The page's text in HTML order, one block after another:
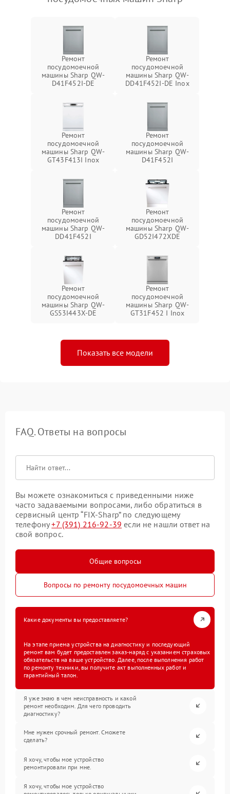
Ремонт
посудомоечной
машины Sharp QW-
D41F452I-DE
Ремонт
посудомоечной
машины Sharp QW-
DD41F452I-DE Inox
Ремонт
посудомоечной
машины Sharp QW-
GT43F413I Inox
Ремонт
посудомоечной
машины Sharp QW-
D41F452I
Ремонт
посудомоечной
машины Sharp QW-
DD41F452I
Ремонт
посудомоечной
машины Sharp QW-
GD52I472XDE
Ремонт
посудомоечной
машины Sharp QW-
GS53I443X-DE
Ремонт
посудомоечной
машины Sharp QW-
GT31F452 I Inox
Показать все модели
FAQ. Ответы на вопросы
Вы можете ознакомиться с приведенными ниже
часто задаваемыми вопросами, либо обратиться в
сервисный центр “FIX-Sharp” по следующему
телефону+7 (391) 216-92-39 если не нашли ответ на
свой вопрос.
Общие вопросы
Вопросы по ремонту посудомоечных машин
Какие документы вы предоставляете?
На этапе приема устройства на диагностику и последующий
ремонт вам будет предоставлен заказ-наряд с указанием страховых
обязательств на ваше устройство. Далее, после выполнения работ
по ремонту техники, вы получите акт выполненных работ и
гарантийный талон.
Я уже знаю в чем неисправность и какой
ремонт необходим. Для чего проводить
диагностику?
Мне нужен срочный ремонт. Сможете
сделать?
Я хочу, чтобы мое устройство
ремонтировали при мне.
Я хочу, чтобы мое устройство